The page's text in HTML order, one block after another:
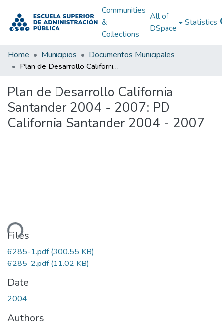
Communities
&
Collections
All of
DSpace
Statistics
Home Municipios
Documentos Municipales
Plan de Desarrollo California Santander 2004 - 2007: PD California Santander 2004 - 2007
Plan de Desarrollo California
Santander 2004 - 2007: PD
California Santander 2004 - 2007
Files
6285-1.pdf(300.55 KB)
6285-2.pdf(11.02 KB)
Date
2004
Authors